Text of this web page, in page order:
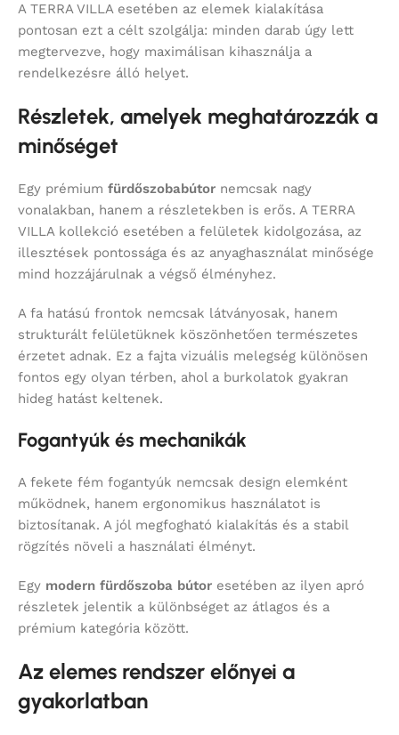
A TERRA VILLA esetében az elemek kialakítása
pontosan ezt a célt szolgálja: minden darab úgy lett
megtervezve, hogy maximálisan kihasználja a
rendelkezésre álló helyet.
Részletek, amelyek meghatározzák a
minőséget
Egy prémium fürdőszobabútor nemcsak nagy
vonalakban, hanem a részletekben is erős. A TERRA
VILLA kollekció esetében a felületek kidolgozása, az
illesztések pontossága és az anyaghasználat minősége
mind hozzájárulnak a végső élményhez.
A fa hatású frontok nemcsak látványosak, hanem
strukturált felületüknek köszönhetően természetes
érzetet adnak. Ez a fajta vizuális melegség különösen
fontos egy olyan térben, ahol a burkolatok gyakran
hideg hatást keltenek.
Fogantyúk és mechanikák
A fekete fém fogantyúk nemcsak design elemként
működnek, hanem ergonomikus használatot is
biztosítanak. A jól megfogható kialakítás és a stabil
rögzítés növeli a használati élményt.
Egy modern fürdőszoba bútor esetében az ilyen apró
részletek jelentik a különbséget az átlagos és a
prémium kategória között.
Az elemes rendszer előnyei a
gyakorlatban